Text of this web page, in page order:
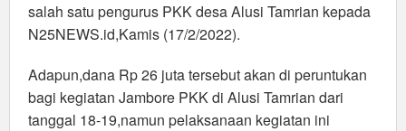
salah satu pengurus PKK desa Alusi Tamrian kepada
N25NEWS.id,Kamis (17/2/2022).
Adapun,dana Rp 26 juta tersebut akan di peruntukan
bagi kegiatan Jambore PKK di Alusi Tamrian dari
tanggal 18-19,namun pelaksanaan kegiatan ini